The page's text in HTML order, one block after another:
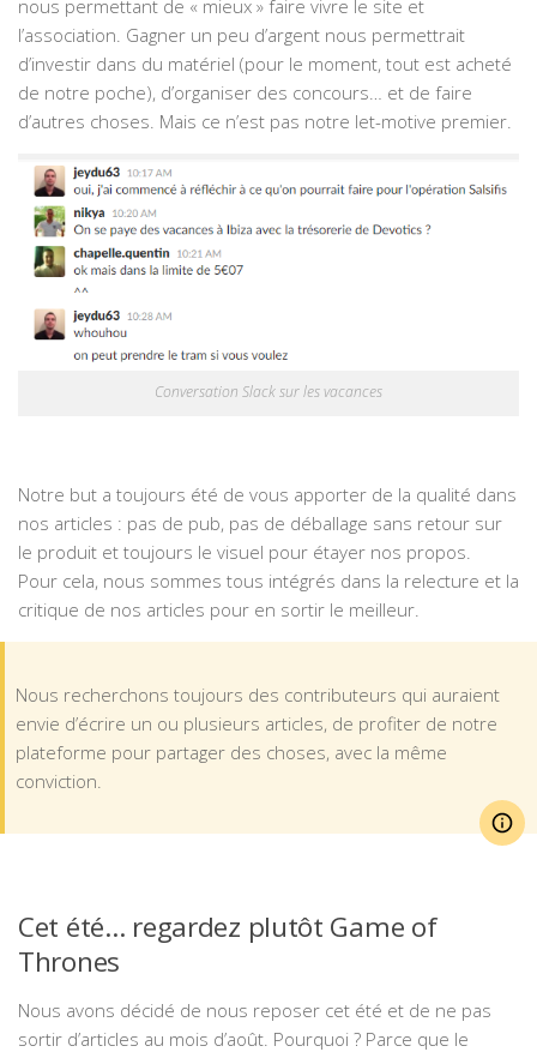
nous permettant de « mieux » faire vivre le site et
l’association. Gagner un peu d’argent nous permettrait
d’investir dans du matériel (pour le moment, tout est acheté
de notre poche), d’organiser des concours… et de faire
d’autres choses. Mais ce n’est pas notre let-motive premier.
Conversation Slack sur les vacances
Notre but a toujours été de vous apporter de la qualité dans
nos articles : pas de pub, pas de déballage sans retour sur
le produit et toujours le visuel pour étayer nos propos.
Pour cela, nous sommes tous intégrés dans la relecture et la
critique de nos articles pour en sortir le meilleur.
Nous recherchons toujours des contributeurs qui auraient
envie d’écrire un ou plusieurs articles, de profiter de notre
plateforme pour partager des choses, avec la même
conviction.
Cet été… regardez plutôt Game of
Thrones
Nous avons décidé de nous reposer cet été et de ne pas
sortir d’articles au mois d’août. Pourquoi ? Parce que le